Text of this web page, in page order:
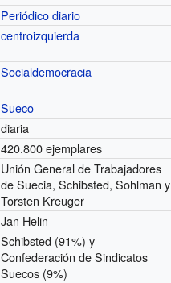
Periódico diario
centroizquierda
Socialdemocracia
Sueco
diaria
420.800 ejemplares
Unión General de Trabajadores
de Suecia, Schibsted, Sohlman y
Torsten Kreuger
Jan Helin
Schibsted (91%) y
Confederación de Sindicatos
Suecos (9%)